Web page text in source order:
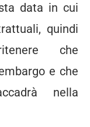
data in cui
quindi
che
e che
nella